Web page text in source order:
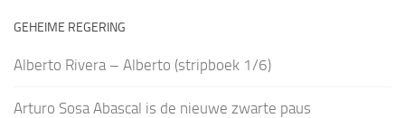
GEHEIME REGERING
Alberto Rivera – Alberto (stripboek 1/6)
Arturo Sosa Abascal is de nieuwe zwarte paus